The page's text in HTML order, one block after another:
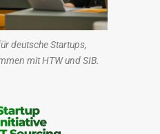
deutsche Startups,
mit HTW und SIB.